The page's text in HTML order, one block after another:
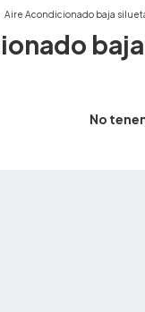
Aire Acondicionado baja
No